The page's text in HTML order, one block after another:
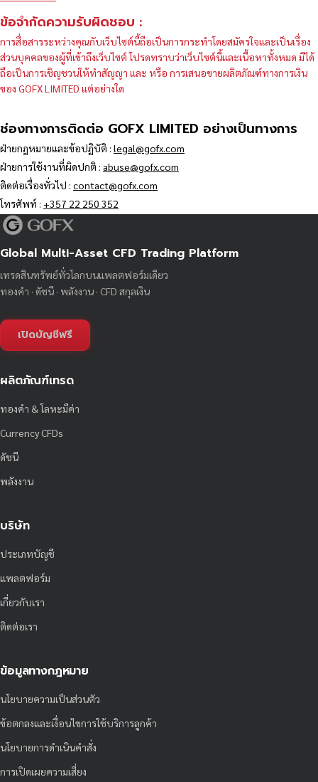
ข้อจำกัดความรับผิดชอบ :
การสื่อสารระหว่างคุณกับเว็บไซต์นี้ถือเป็นการกระทำโดยสมัครใจและเป็นเรื่อง
ส่วนบุคคลของผู้ที่เข้าถึงเว็บไซต์ โปรดทราบว่าเว็บไซต์นี้และเนื้อหาทั้งหมด มิได้
ถือเป็นการเชิญชวนให้ทำสัญญา และ หรือ การเสนอขายผลิตภัณฑ์ทางการเงิน
ของ GOFX LIMITED แต่อย่างใด
ช่องทางการติดต่อ GOFX LIMITED อย่างเป็นทางการ
ฝ่ายกฎหมายและข้อปฏิบัติ : legal@gofx.com
ฝ่ายการใช้งานที่ผิดปกติ : abuse@gofx.com
ติดต่อเรื่องทั่วไป : contact@gofx.com
โทรศัพท์ : +357 22 250 352
Global Multi-Asset CFD Trading Platform
เทรดสินทรัพย์ทั่วโลกบนแพลตฟอร์มเดียว
ทองคำ · ดัชนี · พลังงาน · CFD สกุลเงิน
เปิดบัญชีฟรี
ผลิตภัณฑ์เทรด
ทองคำ & โลหะมีค่า
Currency CFDs
ดัชนี
พลังงาน
บริษัท
ประเภทบัญชี
แพลตฟอร์ม
เกี่ยวกับเรา
ติดต่อเรา
ข้อมูลทางกฎหมาย
นโยบายความเป็นส่วนตัว
ข้อตกลงและเงื่อนไขการใช้บริการลูกค้า
นโยบายการดำเนินคำสั่ง
การเปิดเผยความเสี่ยง